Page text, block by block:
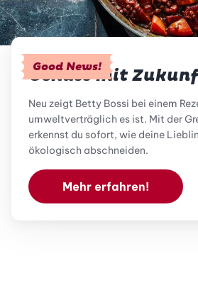
Good News!
Genuss mit
Neu zeigt Betty Bossi bei einem
umweltverträglich es ist. Mit der
erkennst du sofort, wie deine
ökologisch abschneiden.
Mehr erfahren!